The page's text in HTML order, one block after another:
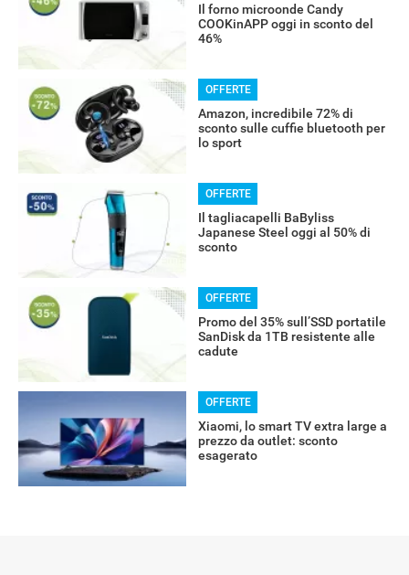
RECENSIONI
Il forno microonde Candy
COOKinAPP oggi in sconto del
46%
OFFERTE
Amazon, incredibile 72% di
sconto sulle cuffie bluetooth per
lo sport
OFFERTE
Il tagliacapelli BaByliss
Japanese Steel oggi al 50% di
sconto
OFFERTE
Promo del 35% sull’SSD portatile
SanDisk da 1TB resistente alle
cadute
OFFERTE
Xiaomi, lo smart TV extra large a
prezzo da outlet: sconto
esagerato